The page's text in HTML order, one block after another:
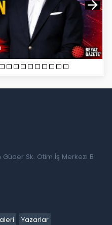
Sk. Otim İş Merkezi B
Yazarlar